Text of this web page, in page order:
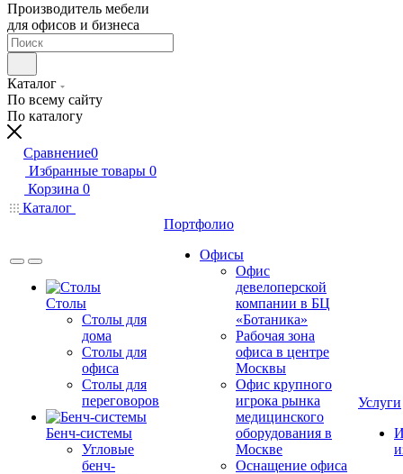
Производитель мебели
для офисов и бизнеса
Каталог
По всему сайту
По каталогу
Сравнение0
Избранные товары 0
Корзина 0
Каталог
Столы
Столы для
дома
Столы для
офиса
Столы для
переговоров
Бенч-системы
Угловые
бенч-
Портфолио
Офисы
Офис
девелоперской
компании в БЦ
«Ботаника»
Рабочая зона
офиса в центре
Москвы
Офис крупного
игрока рынка
медицинского
оборудования в
Москве
Оснащение офиса
Услуги